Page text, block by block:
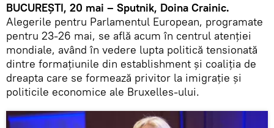
BUCUREŞTI, 20 mai – Sputnik, Doina Crainic.
Alegerile pentru Parlamentul European, programate
pentru 23-26 mai, se află acum în centrul atenției
mondiale, având în vedere lupta politică tensionată
dintre formațiunile din establishment și coaliția de
dreapta care se formează privitor la imigrație și
politicile economice ale Bruxelles-ului.